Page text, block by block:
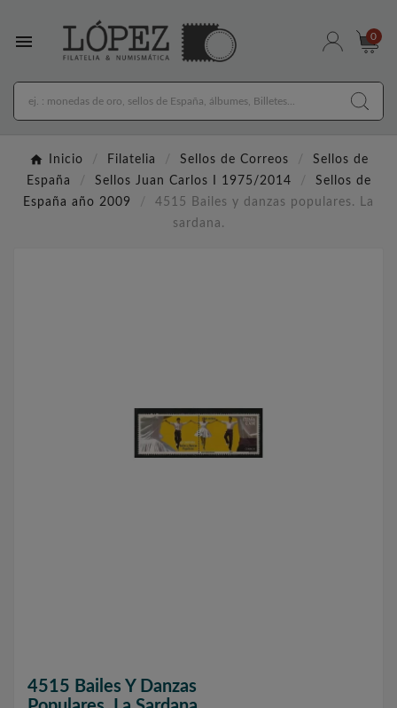
 0
Inicio Filatelia Sellos de Correos
Sellos de
España
Sellos Juan Carlos I 1975/2014
Sellos de
España año 2009
4515 Bailes y danzas populares. La
sardana.
4515 Bailes Y Danzas